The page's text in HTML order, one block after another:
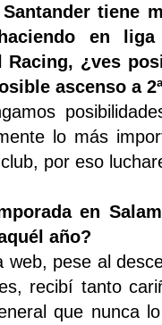
tiene
en
¿ves
ascenso a
lo más
por eso
en
año?
web, pese al
recibí tanto
que nunca